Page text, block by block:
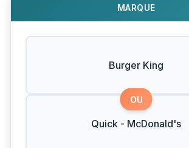
MARQUE
Burger King
OU
Quick - McDonald's